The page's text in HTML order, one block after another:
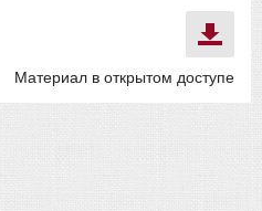
Материал в открытом доступе